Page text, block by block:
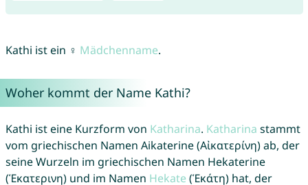
Kathi ist ein ♀ Mädchenname.
Woher kommt der Name Kathi?
Kathi ist eine Kurzform von Katharina. Katharina stammt
vom griechischen Namen Aikaterine (Αἰκατερίνη) ab, der
seine Wurzeln im griechischen Namen Hekaterine
(Ἑκατερινη) und im Namen Hekate (Ἑκάτη) hat, der